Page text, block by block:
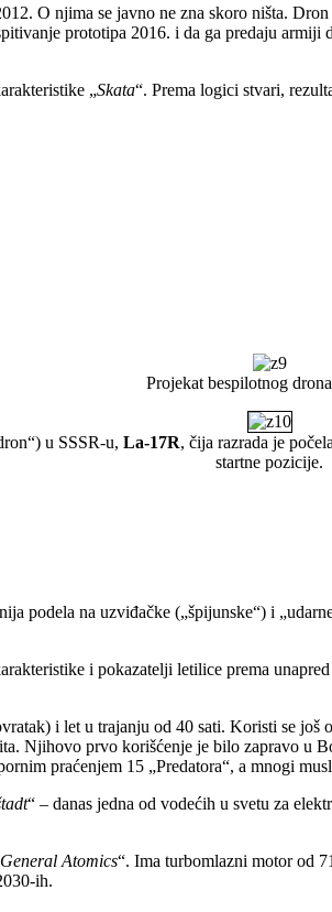
O njima se javno ne zna skoro ništa.
prototipa 2016. i da ga predaju
„Skata“. Prema logici stvari,
Projekat bespilotnog drona
u SSSR-u, La-17R, čija razrada je
startne pozicije.
podela na uzviđačke („špijunske“) i
i pokazatelji letilice prema
i let u trajanju od 40 sati. Koristi se
Njihovo prvo korišćenje je bilo zapravo u
praćenjem 15 „Predatora“, a mnogi
“ – danas jedna od vodećih u svetu za
General Atomics“. Ima turbomlazni motor od
ih.